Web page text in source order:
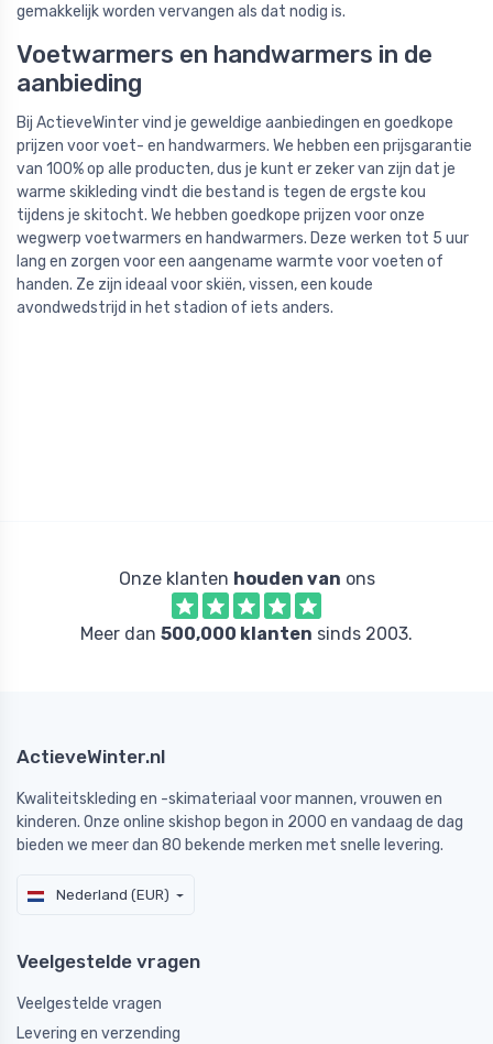
gemakkelijk worden vervangen als dat nodig is.
Voetwarmers en handwarmers in de
aanbieding
Bij ActieveWinter vind je geweldige aanbiedingen en goedkope
prijzen voor voet- en handwarmers. We hebben een prijsgarantie
van 100% op alle producten, dus je kunt er zeker van zijn dat je
warme skikleding vindt die bestand is tegen de ergste kou
tijdens je skitocht. We hebben goedkope prijzen voor onze
wegwerp voetwarmers en handwarmers. Deze werken tot 5 uur
lang en zorgen voor een aangename warmte voor voeten of
handen. Ze zijn ideaal voor skiën, vissen, een koude
avondwedstrijd in het stadion of iets anders.
Onze klanten houden van ons
Meer dan 500,000 klanten sinds 2003.
ActieveWinter.nl
Kwaliteitskleding en -skimateriaal voor mannen, vrouwen en
kinderen. Onze online skishop begon in 2000 en vandaag de dag
bieden we meer dan 80 bekende merken met snelle levering.
Nederland (EUR)
Veelgestelde vragen
Veelgestelde vragen
Levering en verzending